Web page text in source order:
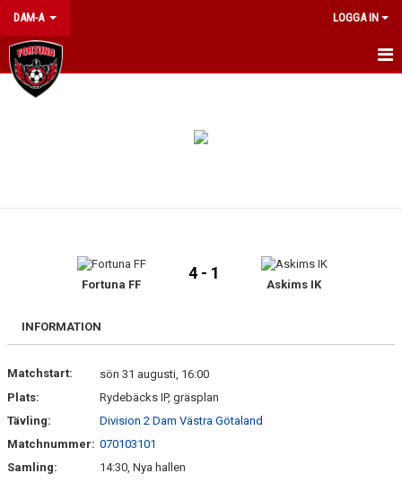
DAM-A LOGGA IN
HEM
DOKUMENT
Fortuna FF
4 - 1
Askims IK
INFORMATION
Matchstart:
sön 31 augusti, 16:00
Plats:
Rydebäcks IP, gräsplan
Tävling:
Division 2 Dam Västra Götaland
Matchnummer: 070103101
Samling:
14:30, Nya hallen